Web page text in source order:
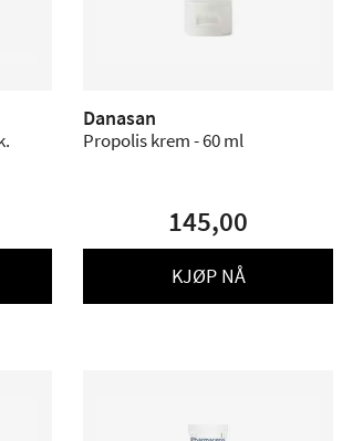
Danasan
Propolis krem - 60 ml
145,00
KJØP NÅ